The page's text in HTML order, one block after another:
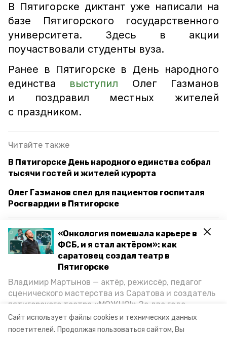
Сайт использует файлы cookies и технических данных
посетителей. Продолжая пользоваться сайтом, Вы
«Онкология помешала карьере в
ФСБ, и я стал актёром»: как
саратовец создал театр в
Пятигорске
Владимир Мартынов — актёр, режиссёр, педагог
сценического мастерства из Саратова и создатель
пятигорского театра «МОЖНО!» За два года
существования театр выпустил восемь спектаклей,
впереди — новые премьеры. О том, как стал
В Пятигорске диктант уже написали на
базе Пятигорского государственного
университета. Здесь в акции
поучаствовали студенты вуза.
Ранее в Пятигорске в День народного
единства выступил Олег Газманов
и поздравил местных жителей
с праздником.
Читайте также
В Пятигорске День народного единства собрал
тысячи гостей и жителей курорта
Олег Газманов спел для пациентов госпиталя
Росгвардии в Пятигорске
пятигорск кмв
пятигорский государственный университет
«большой этнографический диктант»
федеральное агентство по делам национальностей